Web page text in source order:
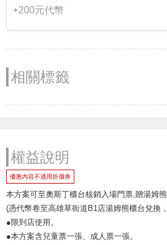
+200元代幣
相關標籤
權益說明
優惠內容不適用折價券
本方案可至奧斯丁櫃台核銷入場門票,贈湯姆熊
(憑代幣卷至高雄草衙道B1店湯姆熊櫃台兌換
●限到店使用。
●本方案含兒童票一張、成人票一張。